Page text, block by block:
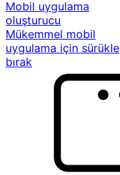
Mobil uygulama
oluşturucu
Mükemmel mobil
uygulama için sürükle
bırak